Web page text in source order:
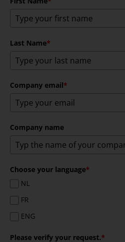
Last Name*
Company email*
Company name
Choose your language*
NL
FR
ENG
Please verify your request.*